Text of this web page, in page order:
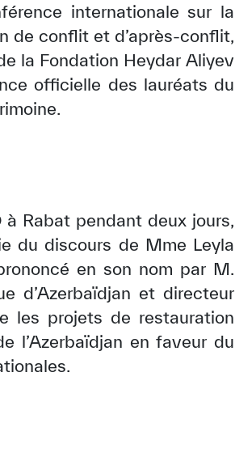
internationale sur la
de conflit et d’après-conflit,
la Fondation Heydar Aliyev
officielle des lauréats du
à Rabat pendant deux jours,
du discours de Mme Leyla
en son nom par M.
d’Azerbaïdjan et directeur
les projets de restauration
l’Azerbaïdjan en faveur du